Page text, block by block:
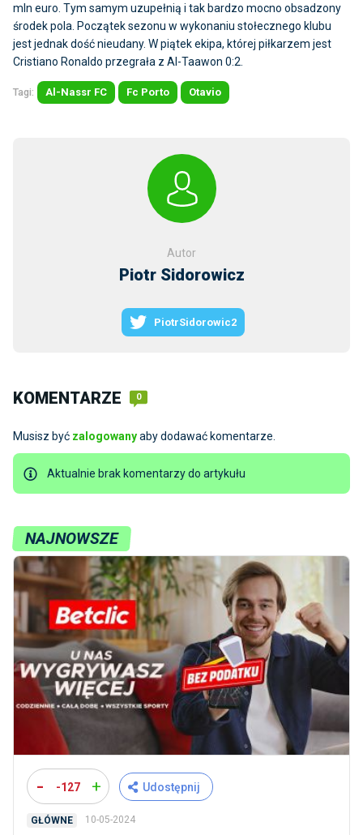
mln euro. Tym samym uzupełnią i tak bardzo mocno obsadzony
środek pola. Początek sezonu w wykonaniu stołecznego klubu
jest jednak dość nieudany. W piątek ekipa, której piłkarzem jest
Cristiano Ronaldo przegrała z Al-Taawon 0:2.
Tagi: Al-Nassr FC Fc Porto Otavio
Autor
Piotr Sidorowicz
PiotrSidorowic2
KOMENTARZE 0
Musisz być zalogowanyaby dodawać komentarze.
Aktualnie brak komentarzy do artykułu
NAJNOWSZE
- -127 + Udostępnij
GŁÓWNE 10-05-2024